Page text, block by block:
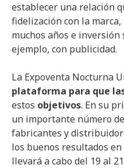
establecer una relación
fidelización con la
muchos años e inversión
ejemplo, con publicidad.
La Expoventa Nocturna
plataforma para que
estos objetivos. En su
un importante número
fabricantes y
los buenos resultados
llevará a cabo del 19 al